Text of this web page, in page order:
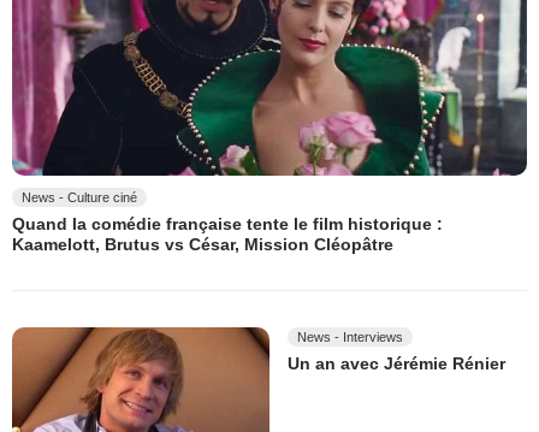
News - Culture ciné
Quand la comédie française tente le film historique :
Kaamelott, Brutus vs César, Mission Cléopâtre
News - Interviews
Un an avec Jérémie Rénier